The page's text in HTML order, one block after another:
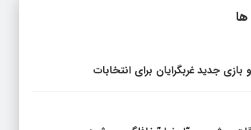
ها
جدید غربگرایان برای انتخابات